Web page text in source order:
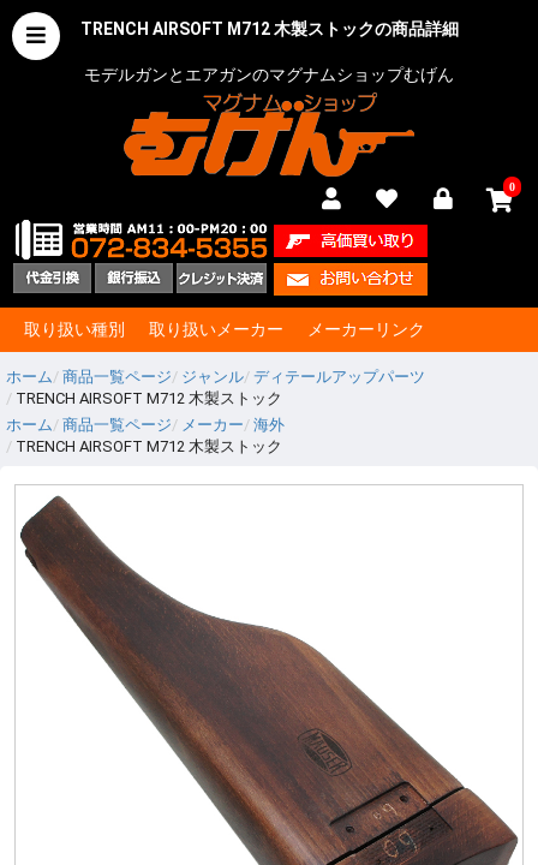
TRENCH AIRSOFT M712 木製ストックの商品詳細
モデルガンとエアガンのマグナムショップむげん
0
取り扱い種別 取り扱いメーカー メーカーリンク
ホーム 商品一覧ページ ジャンル ディテールアップパーツ
TRENCH AIRSOFT M712 木製ストック
ホーム 商品一覧ページ メーカー 海外
TRENCH AIRSOFT M712 木製ストック